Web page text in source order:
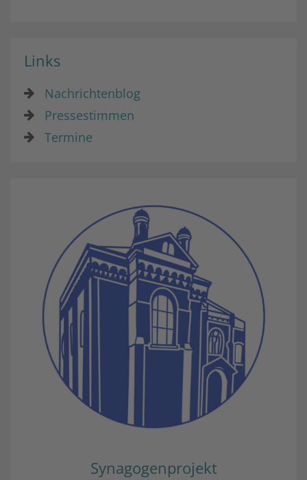
Links
Nachrichtenblog
Pressestimmen
Termine
Synagogenprojekt